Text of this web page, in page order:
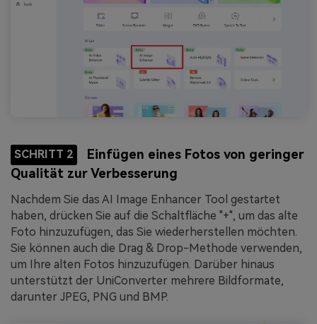
SCHRITT 2
Einfügen eines Fotos von geringer
Qualität zur Verbesserung
Nachdem Sie das AI Image Enhancer Tool gestartet
haben, drücken Sie auf die Schaltfläche "+", um das alte
Foto hinzuzufügen, das Sie wiederherstellen möchten.
Sie können auch die Drag & Drop-Methode verwenden,
um Ihre alten Fotos hinzuzufügen. Darüber hinaus
unterstützt der UniConverter mehrere Bildformate,
darunter JPEG, PNG und BMP.